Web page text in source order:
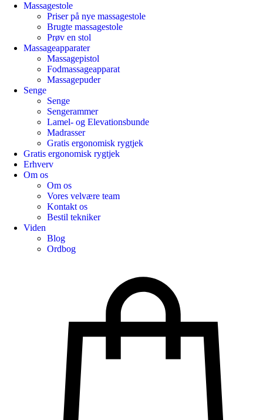
Massagestole
Priser på nye massagestole
Brugte massagestole
Prøv en stol
Massageapparater
Massagepistol
Fodmassageapparat
Massagepuder
Senge
Senge
Sengerammer
Lamel- og Elevationsbunde
Madrasser
Gratis ergonomisk rygtjek
Gratis ergonomisk rygtjek
Erhverv
Om os
Om os
Vores velvære team
Kontakt os
Bestil tekniker
Viden
Blog
Ordbog